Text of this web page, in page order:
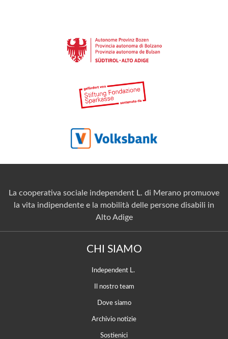
La cooperativa sociale independent L. di Merano promuove
la vita indipendente e la mobilità delle persone disabili in
Alto Adige
CHI SIAMO
Independent L.
Il nostro team
Dove siamo
Archivio notizie
Sostienici